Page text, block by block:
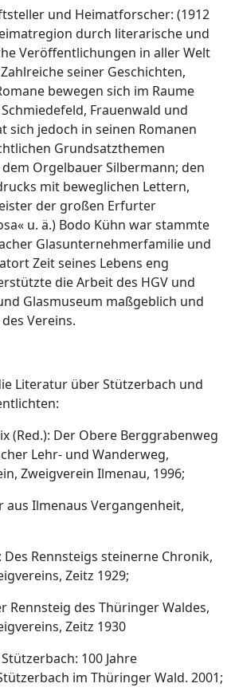
und Heimatforscher: (1912
durch literarische und
Veröffentlichungen in aller Welt
seiner Geschichten,
bewegen sich im Raume
Frauenwald und
sich jedoch in seinen Romanen
Grundsatzthemen
Orgelbauer Silbermann; den
mit beweglichen Lettern,
der großen Erfurter
u. ä.) Bodo Kühn war stammte
Glasunternehmerfamilie und
Zeit seines Lebens eng
die Arbeit des HGV und
Glasmuseum maßgeblich und
Vereins.
Literatur über Stützerbach und
(Red.): Der Obere Berggrabenweg
Lehr- und Wanderweg,
Zweigverein Ilmenau, 1996;
aus Ilmenaus Vergangenheit,
Des Rennsteigs steinerne Chronik,
Zeitz 1929;
Rennsteig des Thüringer Waldes,
Zeitz 1930
100 Jahre
im Thüringer Wald. 2001;